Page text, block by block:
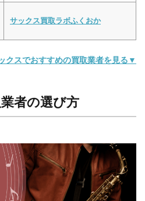
サックス買取ラボふくおか
クスでおすすめの買取業者を見る▼
者の選び方